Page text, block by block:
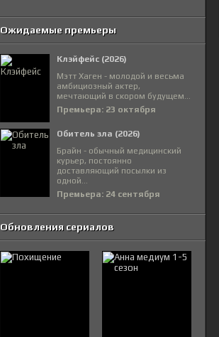
Ожидаемые премьеры
Клэйфейс (2026)
Мэтт Хаген - молодой и весьма
амбициозный актер,
мечтающий в скором будущем...
Премьера: 23 октября
Обитель зла (2026)
Брайн - обычный медицинский
курьер, постоянно
доставляющий посылки из
одной...
Премьера: 24 сентября
Обновления сериалов